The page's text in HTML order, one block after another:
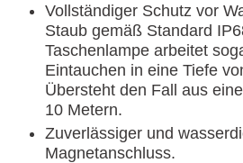
Vollständiger Schutz vor
Staub gemäß Standard
Taschenlampe arbeitet
Eintauchen in eine Tiefe
Übersteht den Fall aus
10 Metern.
Zuverlässiger und
Magnetanschluss.